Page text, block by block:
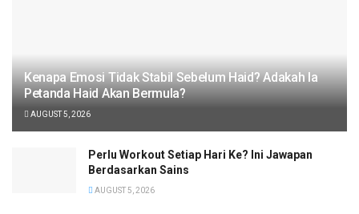
Kenapa Emosi Tidak Stabil Sebelum Haid? Adakah Ia
Petanda Haid Akan Bermula?
AUGUST 5, 2026
Perlu Workout Setiap Hari Ke? Ini Jawapan
Berdasarkan Sains
AUGUST 5, 2026